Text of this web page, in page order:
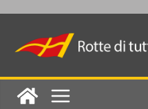
to